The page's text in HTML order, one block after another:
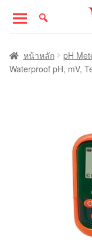
to
navigation
to
content
หน้าแรก
หน้าหลัก pH
Waterproof pH, mV,